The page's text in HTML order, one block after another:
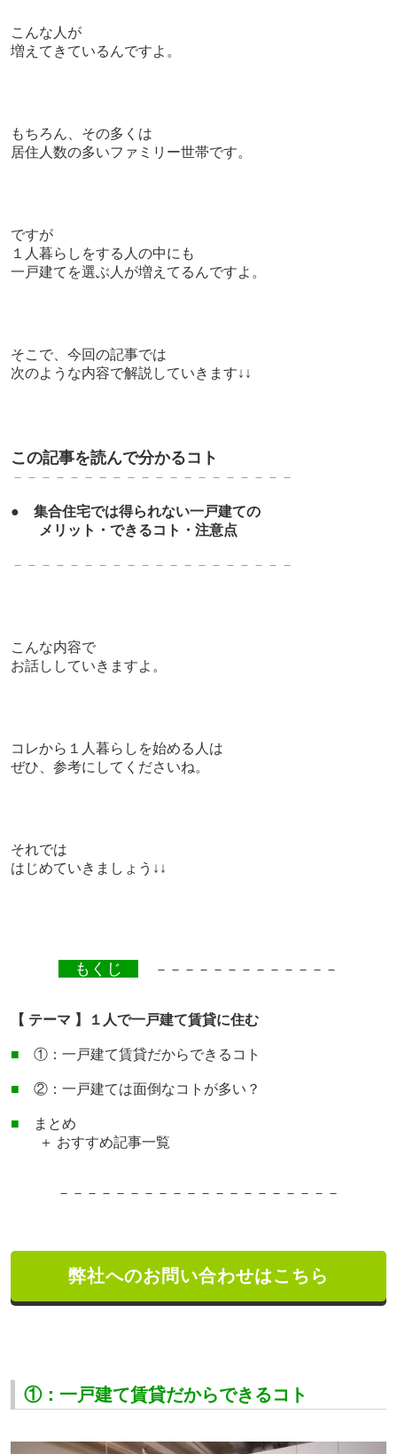
こんな人が
増えてきているんですよ。
もちろん、 その多くは
居住人数の多いファミリー世帯です。
ですが
１人暮らしをする人の中にも
一戸建てを選ぶ人が増えてるんですよ。
そこで、今回の記事では
次のような内容で解説していきます↓↓
この記事を読んで分かるコト
－－－－－－－－－－－－－－－－－－－－
● 集合住宅では得られない一戸建ての
メリット・できるコト・注意点
－－－－－－－－－－－－－－－－－－－－
こんな内容で
お話ししていきますよ。
コレから１人暮らしを始める人は
ぜひ、参考にしてくださいね。
それでは
はじめていきましょう↓↓
もくじ －－－－－－－－－－－－－
【 テーマ 】１人で一戸建て賃貸に住む
■ ①：一戸建て賃貸だからできるコト
■ ②：一戸建ては面倒なコトが多い？
■ まとめ
＋ おすすめ記事一覧
－－－－－－－－－－－－－－－－－－－－
弊社へのお問い合わせはこちら
①：一戸建て賃貸だからできるコト